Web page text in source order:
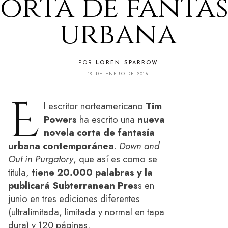
de
urbana
POR LOREN SPARROW
12 DE ENERO DE 2016
E l escritor norteamericano Tim
Powers ha escrito una nueva
novela corta de fantasía
urbana contemporánea. Down and
Out in Purgatory, que así es como se
titula, tiene 20.000 palabras y la
publicará Subterranean Press en
junio en tres ediciones diferentes
(ultralimitada, limitada y normal en tapa
dura) y 120 páginas.